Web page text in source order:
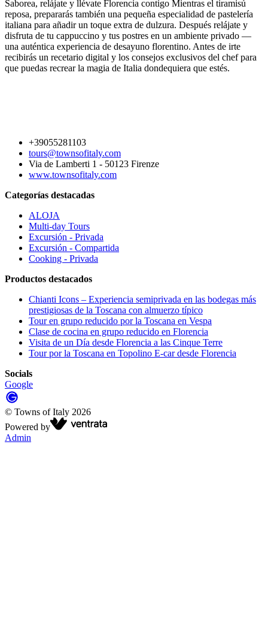
Saborea, relájate y llévate Florencia contigo Mientras el tiramisú
reposa, prepararás también una pequeña especialidad de pastelería
italiana para añadir un toque extra de dulzura. Después relájate y
disfruta de tu cappuccino y tus postres en un ambiente privado —
una auténtica experiencia de desayuno florentino. Antes de irte
recibirás un recetario digital y los consejos exclusivos del chef para
que puedas recrear la magia de Italia dondequiera que estés.
+39055281103
tours@townsofitaly.com
Via de Lamberti 1 - 50123 Firenze
www.townsofitaly.com
Categorías destacadas
ALOJA
Multi-day Tours
Excursión - Privada
Excursión - Compartida
Cooking - Privada
Productos destacados
Chianti Icons – Experiencia semiprivada en las bodegas más
prestigiosas de la Toscana con almuerzo típico
Tour en grupo reducido por la Toscana en Vespa
Clase de cocina en grupo reducido en Florencia
Visita de un Día desde Florencia a las Cinque Terre
Tour por la Toscana en Topolino E-car desde Florencia
Socials
Google
© Towns of Italy 2026
Powered by
Admin